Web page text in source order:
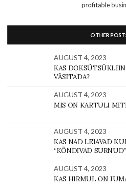
profitable
OTHER
AUGUST 4, 2023
KAS
VÄSITADA?
AUGUST 4, 2023
MIS ON KARTULI
AUGUST 4, 2023
KAS NAD LEIAVAD
“KÕNDIVAD
AUGUST 4, 2023
KAS HIRMUL ON